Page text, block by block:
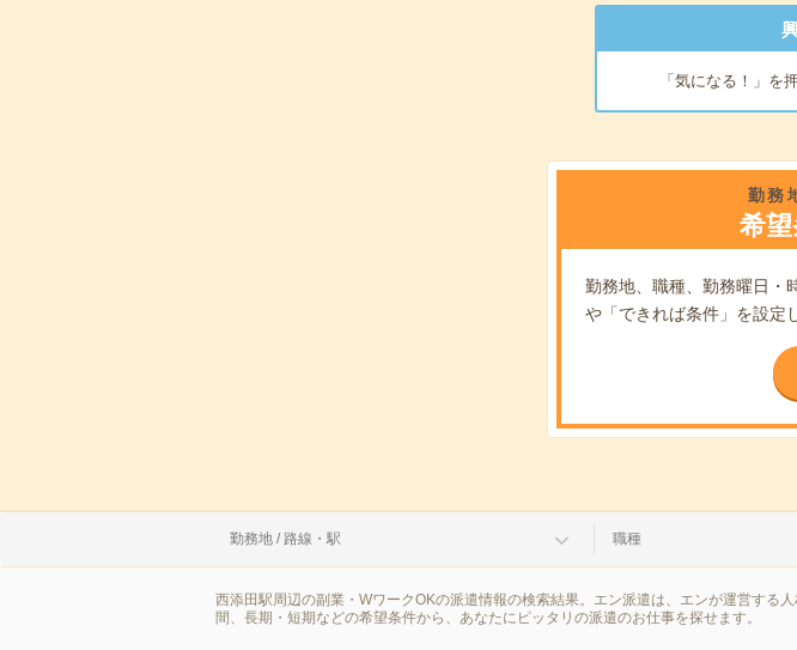
「気になる！」を
勤務
希
勤務地、職種、勤務曜日・
や「できれば条件」を設定
勤務地 / 路線・駅 職種
西添田駅周辺の副業・WワークOKの派遣情報の検索結果。エン派遣は、エンが運営する
間、長期・短期などの希望条件から、あなたにピッタリの派遣のお仕事を探せます。